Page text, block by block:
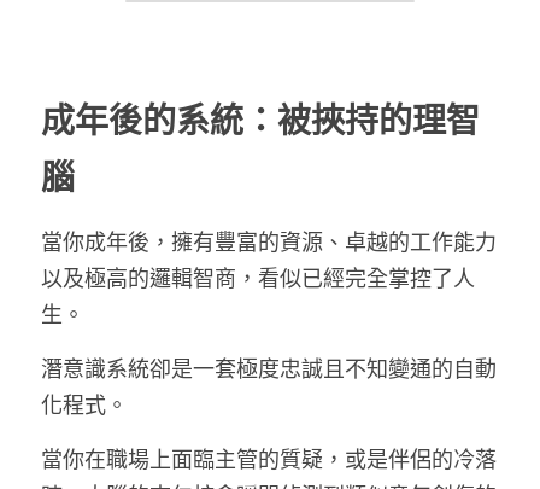
成年後的系統：被挾持的理智
腦
當你成年後，擁有豐富的資源、卓越的工作能力
以及極高的邏輯智商，看似已經完全掌控了人
生。
潛意識系統卻是一套極度忠誠且不知變通的自動
化程式。
當你在職場上面臨主管的質疑，或是伴侶的冷落